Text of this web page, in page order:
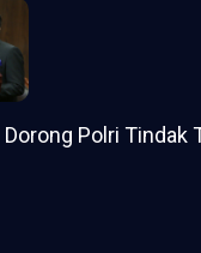
Polri Tindak